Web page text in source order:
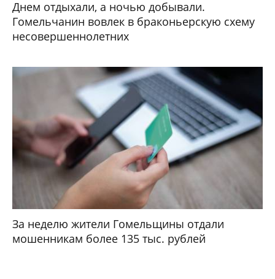
Днем отдыхали, а ночью добывали.
Гомельчанин вовлек в браконьерскую схему
несовершеннолетних
За неделю жители Гомельщины отдали
мошенникам более 135 тыс. рублей